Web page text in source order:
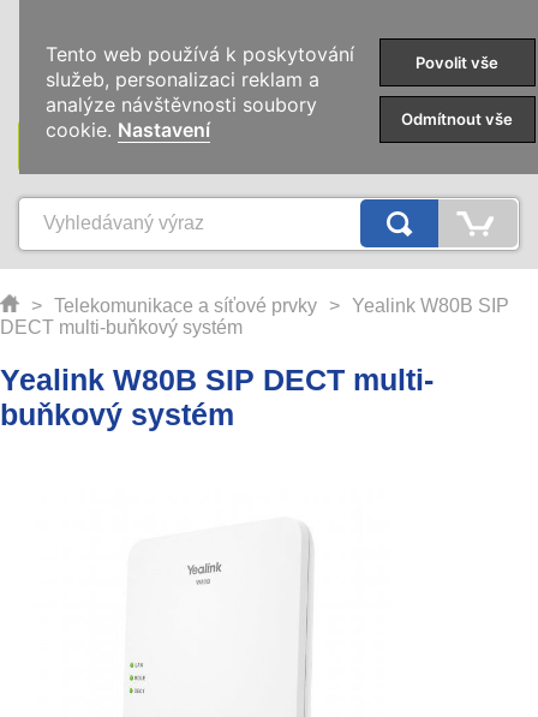
KATEGORIE
> Telekomunikace a síťové prvky > Yealink W80B SIP
DECT multi-buňkový systém
Yealink W80B SIP DECT multi-
buňkový systém
Tento web používá k poskytování
služeb, personalizaci reklam a
analýze návštěvnosti soubory
cookie. Nastavení
Povolit vše
Odmítnout vše